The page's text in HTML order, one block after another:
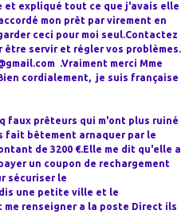
et expliqué tout ce que j'avais elle
mon prêt par virement en
ceci pour moi seul.Contactez
servir et régler vos problèmes.
.Vraiment merci Mme
cordialement, je suis française
faux prêteurs qui m'ont plus ruiné
fait bêtement arnaquer par le
de 3200 €.Elle me dit qu'elle a
un coupon de rechargement
sécuriser le
une petite ville et le
me renseigner a la poste Direct ils